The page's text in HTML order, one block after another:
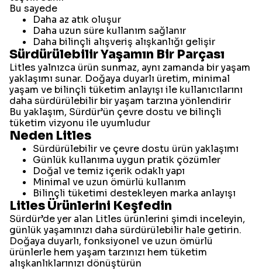
Bu sayede
Daha az atık oluşur
Daha uzun süre kullanım sağlanır
Daha bilinçli alışveriş alışkanlığı gelişir
Sürdürülebilir Yaşamın Bir Parçası
Litles yalnızca ürün sunmaz, aynı zamanda bir yaşam
yaklaşımı sunar. Doğaya duyarlı üretim, minimal
yaşam ve bilinçli tüketim anlayışı ile kullanıcılarını
daha sürdürülebilir bir yaşam tarzına yönlendirir
Bu yaklaşım, Sürdür’ün çevre dostu ve bilinçli
tüketim vizyonu ile uyumludur
Neden Litles
Sürdürülebilir ve çevre dostu ürün yaklaşımı
Günlük kullanıma uygun pratik çözümler
Doğal ve temiz içerik odaklı yapı
Minimal ve uzun ömürlü kullanım
Bilinçli tüketimi destekleyen marka anlayışı
Litles Ürünlerini Keşfedin
Sürdür’de yer alan Litles ürünlerini şimdi inceleyin,
günlük yaşamınızı daha sürdürülebilir hale getirin.
Doğaya duyarlı, fonksiyonel ve uzun ömürlü
ürünlerle hem yaşam tarzınızı hem tüketim
alışkanlıklarınızı dönüştürün